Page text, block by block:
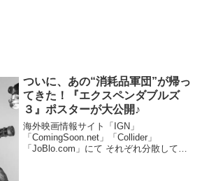
ついに、あの“消耗品軍団”が帰っ
てきた！『エクスペンダブルズ
３』ポスターが大公開♪
海外映画情報サイト「IGN」
「ComingSoon.net」「Collider」
「JoBlo.com」にて それぞれ分散して公